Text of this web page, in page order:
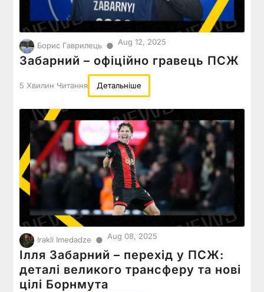
Борис Гаврилець ● Aug 12, 2025
Забарний – офіційно гравець ПСЖ
5 Хвилин Читання Детальніше
Irakli Imedadze ● Aug 08, 2025
Ілля Забарний – перехід у ПСЖ:
деталі великого трансферу та нові
цілі Борнмута